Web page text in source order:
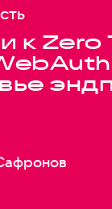
к Zero